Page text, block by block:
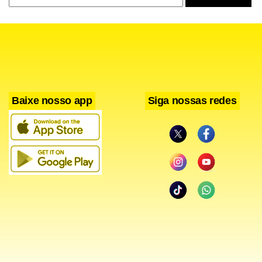
Baixe nosso app Siga nossas redes